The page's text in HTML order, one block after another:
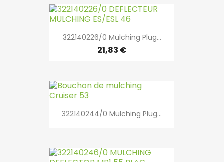
322140226/0 Mulching Plug...
21,83 €
322140244/0 Mulching Plug...